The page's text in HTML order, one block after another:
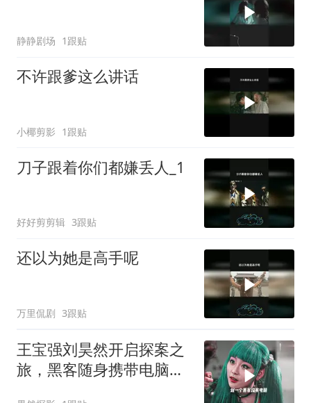
静静剧场 1跟贴
不许跟爹这么讲话
小椰剪影 1跟贴
刀子跟着你们都嫌丢人_1
好好剪剪辑 3跟贴
还以为她是高手呢
万里侃剧 3跟贴
王宝强刘昊然开启探案之
旅，黑客随身携带电脑，